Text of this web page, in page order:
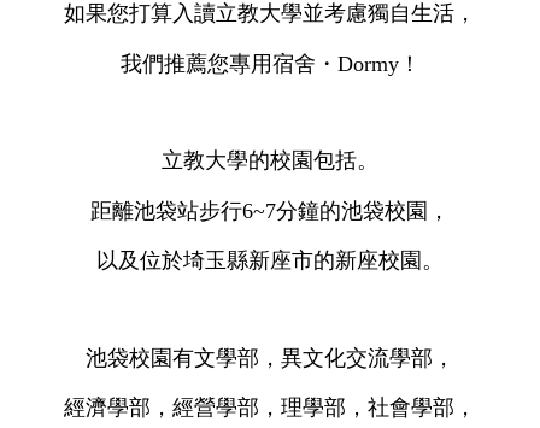
如果您打算入讀立教大學並考慮獨自生活，
我們推薦您專用宿舍・Dormy！
立教大學的校園包括。
距離池袋站步行6~7分鐘的池袋校園，
以及位於埼玉縣新座市的新座校園。
池袋校園有文學部，異文化交流學部，
經濟學部，經營學部，理學部，社會學部，